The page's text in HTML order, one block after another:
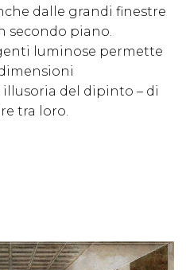
dalle grandi finestre
secondo piano.
luminose permette
illusoria del dipinto – di
tra loro.